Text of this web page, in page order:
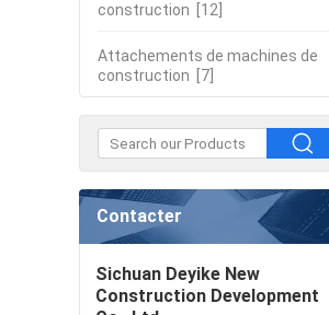
construction [12]
Attachements de machines de
construction [7]
Contacter
Sichuan Deyike New
Construction Development